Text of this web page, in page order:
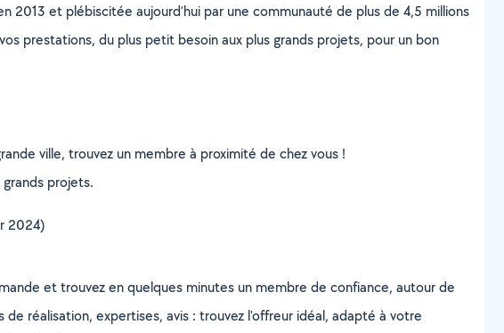
et plébiscitée aujourd’hui par une communauté de plus de 4,5 millions
prestations, du plus petit besoin aux plus grands projets, pour un bon
ville, trouvez un membre à proximité de chez vous !
projets.
2024)
et trouvez en quelques minutes un membre de confiance, autour de
réalisation, expertises, avis : trouvez l'offreur idéal, adapté à votre